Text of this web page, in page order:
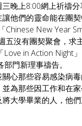
晚上8:00網上祈禱
他們的靈命能在團
New Year
沒有團契聚會，求
in Action Night
門新理事禱告。
心那些容易感染病毒
為那些因工作和在家
大學畢業的人，他